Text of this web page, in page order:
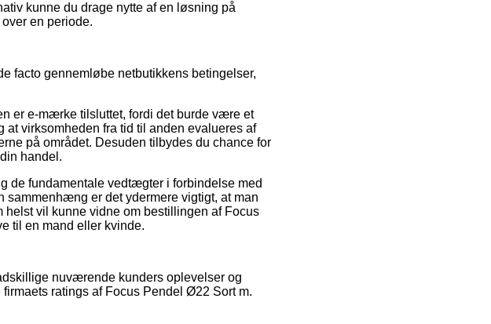
kunne du drage nytte af en løsning på
en periode.
facto gennemløbe netbutikkens betingelser,
er e-mærke tilsluttet, fordi det burde være et
virksomheden fra tid til anden evalueres af
på området. Desuden tilbydes du chance for
handel.
de fundamentale vedtægter i forbindelse med
sammenhæng er det ydermere vigtigt, at man
vil kunne vidne om bestillingen af Focus
til en mand eller kvinde.
nuværende kunders oplevelser og
ratings af Focus Pendel Ø22 Sort m.